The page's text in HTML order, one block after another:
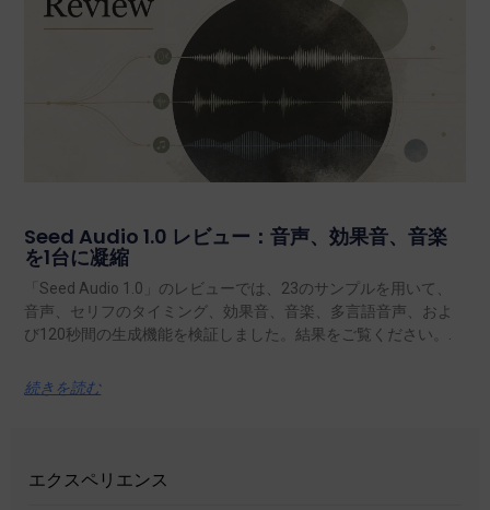
Seed Audio 1.0 レビュー：音声、効果音、音楽
を1台に凝縮
「Seed Audio 1.0」のレビューでは、23のサンプルを用いて、
音声、セリフのタイミング、効果音、音楽、多言語音声、およ
び120秒間の生成機能を検証しました。結果をご覧ください。.
続きを読む
エクスペリエンス